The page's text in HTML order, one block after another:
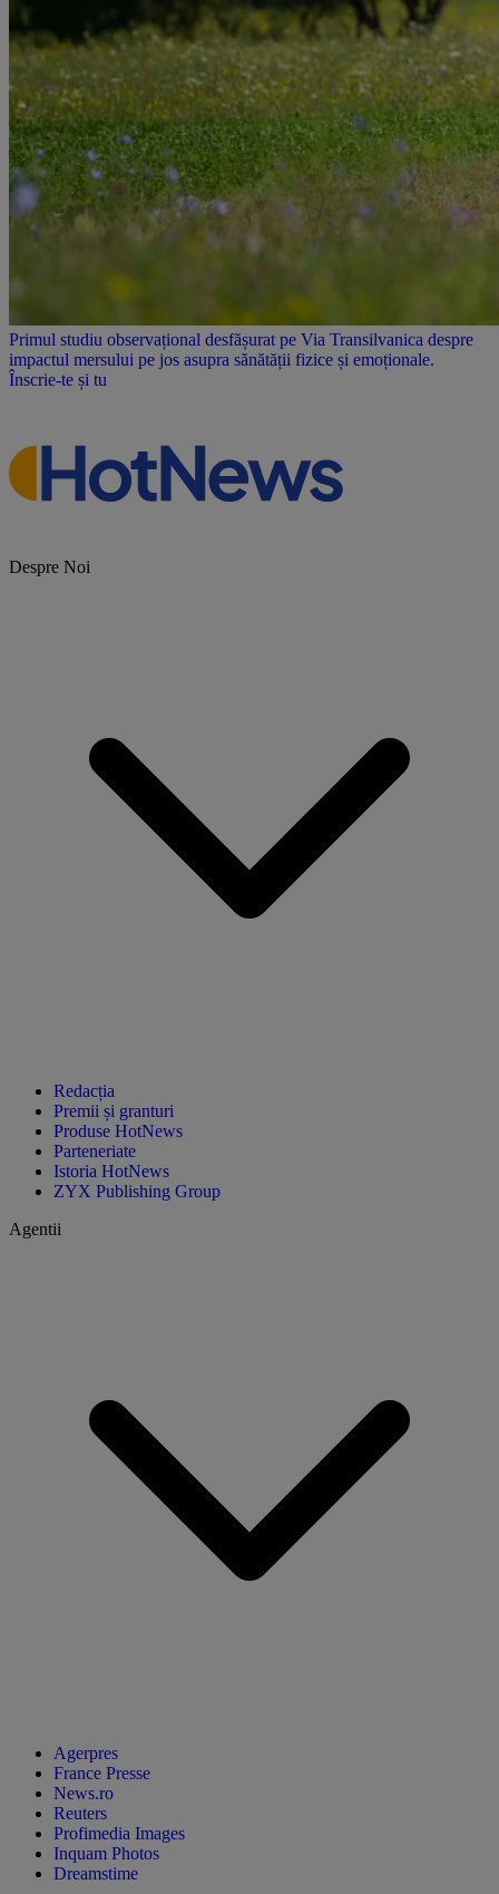
Primul studiu observațional desfășurat pe Via Transilvanica despre
impactul mersului pe jos asupra sănătății fizice și emoționale.
Înscrie-te și tu
Despre Noi
Redacția
Premii și granturi
Produse HotNews
Parteneriate
Istoria HotNews
ZYX Publishing Group
Agentii
Agerpres
France Presse
News.ro
Reuters
Profimedia Images
Inquam Photos
Dreamstime